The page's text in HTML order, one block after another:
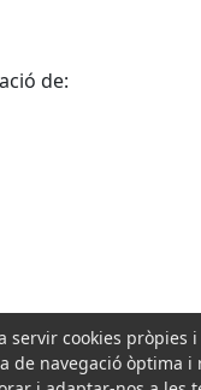
de:
servir cookies pròpies
de navegació òptima